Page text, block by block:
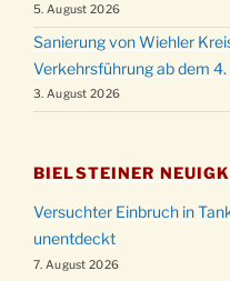
5. August 2026
Sanierung von Wiehler
Verkehrsführung ab dem
3. August 2026
BIELSTEINER
Versuchter Einbruch in
unentdeckt
7. August 2026